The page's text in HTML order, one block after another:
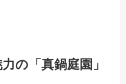
の「真鍋庭園」